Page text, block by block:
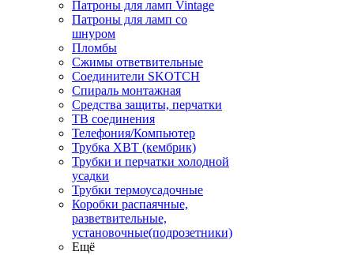
Патроны для ламп Vintage
Патроны для ламп со
шнуром
Пломбы
Сжимы ответвительные
Соединители SKOTCH
Спираль монтажная
Средства защиты, перчатки
ТВ соединения
Телефония/Компьютер
Трубка ХВТ (кембрик)
Трубки и перчатки холодной
усадки
Трубки термоусадочные
Коробки распаячные,
разветвительные,
установочные(подрозетники)
Ещё